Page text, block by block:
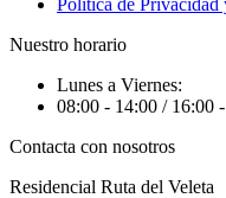
Nuestro horario
Lunes a Viernes:
08:00 - 14:00 / 16:00
Contacta con nosotros
Residencial Ruta del Veleta